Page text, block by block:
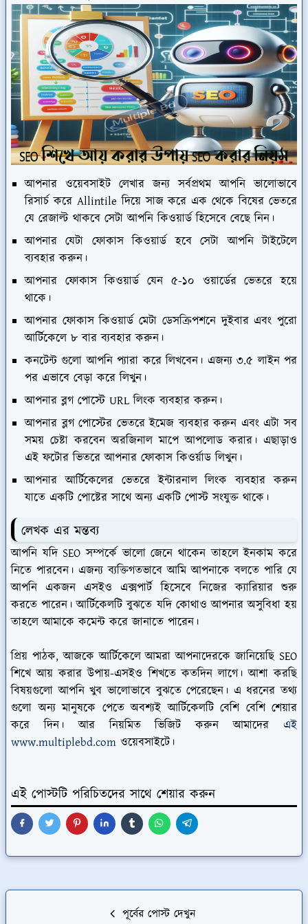
আপনার ওয়েবসাইট লেখার জন্য সর্বপ্রথম আপনি ভালোভাবে
রিসার্চ করে Allintile দিয়ে সাজ করে এক থেকে বিষের ভেতরে
যে রেজাল্ট থাকবে সেটা আপনি কিওয়ার্ড হিসেবে বেছে নিন।
আপনার যেটা ফোকাস কিওয়ার্ড হবে সেটা আপনি টাইটেলে
ব্যবহার করুন।
আপনার ফোকাস কিওয়ার্ড যেন ৫-১০ ওয়ার্ডের ভেতরে হয়ে
থাকে।
আপনার ফোকাস কিওয়ার্ড মেটা ডেসক্রিপশনে দুইবার এবং পুরো
আর্টিকেলে ৮ বার ব্যবহার করুন।
কনটেন্ট গুলো আপনি প্যারা করে লিখবেন। এজন্য ৩.৫ লাইন পর
পর এভাবে বেড়া করে লিখুন।
আপনার ব্লগ পোস্টে URL লিংক ব্যবহার করুন।
আপনার ব্লগ পোস্টের ভেতরে ইমেজ ব্যবহার করুন এবং এটা সব
সময় চেষ্টা করবেন অরজিনাল মাপে আপলোড করার। এছাড়াও
এই ফটোর ভিতরে আপনার ফোকাস কিওর্য়াড লিখুন।
আপনার আর্টিকেলের ভেতরে ইন্টারনাল লিংক ব্যবহার করুন
যাতে একটি পোষ্টের সাথে অন্য একটি পোস্ট সংযুক্ত থাকে।
লেখক এর মন্তব্য
আপনি যদি SEO সম্পর্কে ভালো জেনে থাকেন তাহলে ইনকাম করে
নিতে পারবেন। এজন্য ব্যক্তিগতভাবে আমি আপনাকে বলতে পারি যে
আপনি একজন এসইও এক্সপার্ট হিসেবে নিজের ক্যারিয়ার শুরু
করতে পারেন। আর্টিকেলটি বুঝতে যদি কোথাও আপনার অসুবিধা হয়
তাহলে আমাকে কমেন্ট করে জানাতে পারেন।
প্রিয় পাঠক, আজকে আর্টিকেলে আমরা আপনাদেরকে জানিয়েছি SEO
শিখে আয় করার উপায়-এসইও শিখতে কতদিন লাগে। আশা করছি
বিষয়গুলো আপনি খুব ভালোভাবে বুঝতে পেরেছেন। এ ধরনের তথ্য
গুলো অন্য মানুষকে পেতে অবশ্যই আর্টিকেলটি বেশি বেশি শেয়ার
করে দিন। আর নিয়মিত ভিজিট করুন আমাদের এই
www.multiplebd.com ওয়েবসাইটে।
এই পোস্টটি পরিচিতদের সাথে শেয়ার করুন
পূর্বের পোস্ট দেখুন